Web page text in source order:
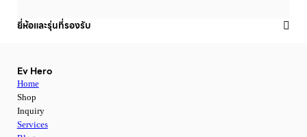
ยี่ห้อและรุ่นที่รองรับ
Ev Hero
Home
Shop
Inquiry
Services